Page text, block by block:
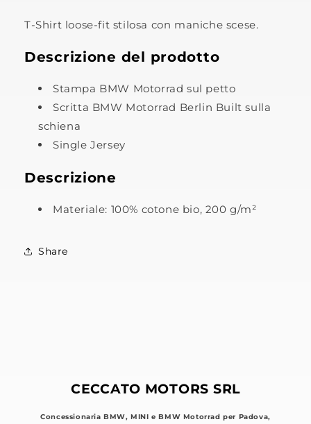
T-Shirt loose-fit stilosa con maniche scese.
Descrizione del prodotto
Stampa BMW Motorrad sul petto
Scritta BMW Motorrad Berlin Built sulla
schiena
Single Jersey
Descrizione
Materiale: 100% cotone bio, 200 g/m²
Share
CECCATO MOTORS SRL
Concessionaria BMW, MINI e BMW Motorrad per Padova,